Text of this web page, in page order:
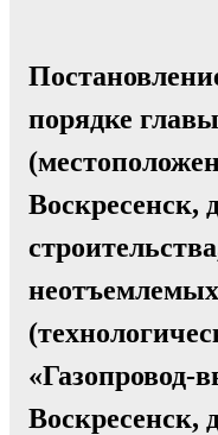
порядке
Воскресенск,
«Газопровод-
Воскресенск,